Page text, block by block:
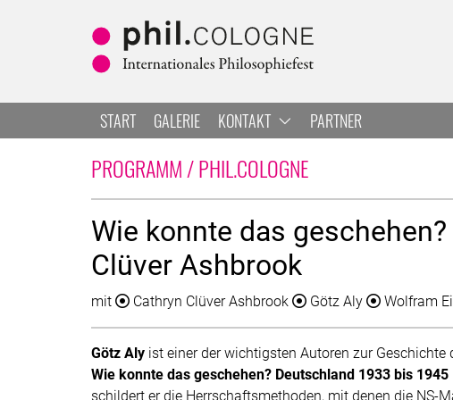
Zum Hauptbereich springen
Zur Navigation springen
Zur Suche springen
START GALERIE KONTAKT PARTNER
Wie konnte das
Clüver Ashbrook
mit Cathryn Clüver Ashbrook Götz Aly Wolfram
PROGRAMM / PHIL.COLOGNE
Götz Aly ist einer der wichtigsten Autoren zur
Wie konnte das geschehen? Deutschland 1933 bis 1945
schildert er die Herrschaftsmethoden, mit denen die NS-